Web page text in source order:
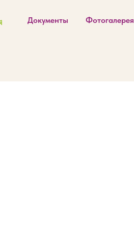
Документы Фотогалерея